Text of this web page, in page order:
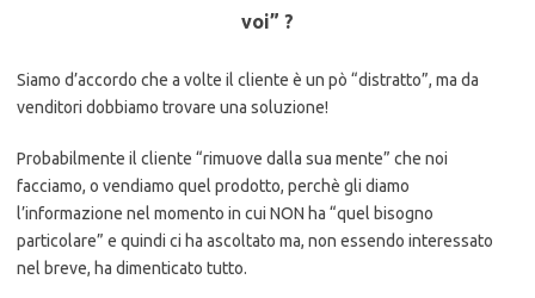
voi” ?
Siamo d’accordo che a volte il cliente è un pò “distratto”, ma da
venditori dobbiamo trovare una soluzione!
Probabilmente il cliente “rimuove dalla sua mente” che noi
facciamo, o vendiamo quel prodotto, perchè gli diamo
l’informazione nel momento in cui NON ha “quel bisogno
particolare” e quindi ci ha ascoltato ma, non essendo interessato
nel breve, ha dimenticato tutto.